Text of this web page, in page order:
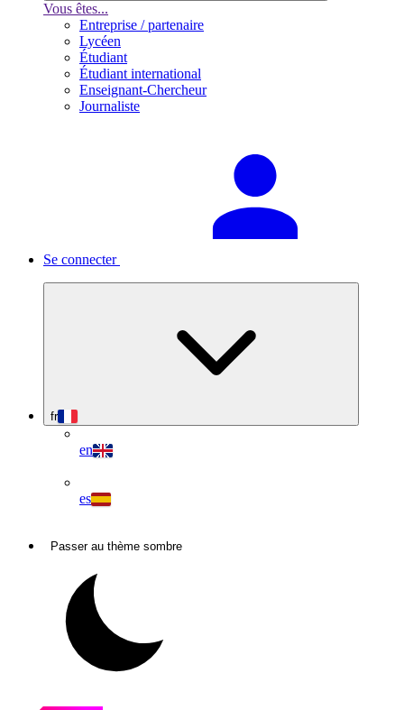
Vous êtes...
Entreprise / partenaire
Lycéen
Étudiant
Étudiant international
Enseignant-Chercheur
Journaliste
Se connecter
fr
en
es
Passer au thème sombre